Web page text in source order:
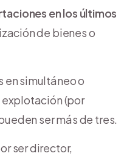
en los últimos
de bienes o
en simultáneo o
(por
ser más de tres.
ser director,